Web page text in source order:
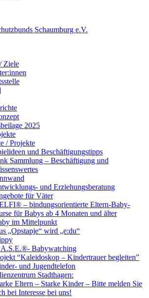
Ziele
2025
/ Projekte
und Beschäftigungstipps
Sammlung – Beschäftigung und
und Erziehungsberatung
für Väter
– bindungsorientierte Eltern-Baby-
für Babys ab 4 Monaten und älter
im Mittelpunkt
„Opstapje“ wird „e:du“
Babywatching
“Kaleidoskop – Kindertrauer begleiten”
und Jugendtelefon
Stadthagen:
Eltern – Starke Kinder – Bitte melden Sie
bei Interesse bei uns!